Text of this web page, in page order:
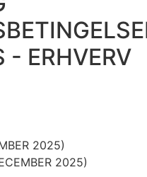
- ERHVERV
2025)
2025)